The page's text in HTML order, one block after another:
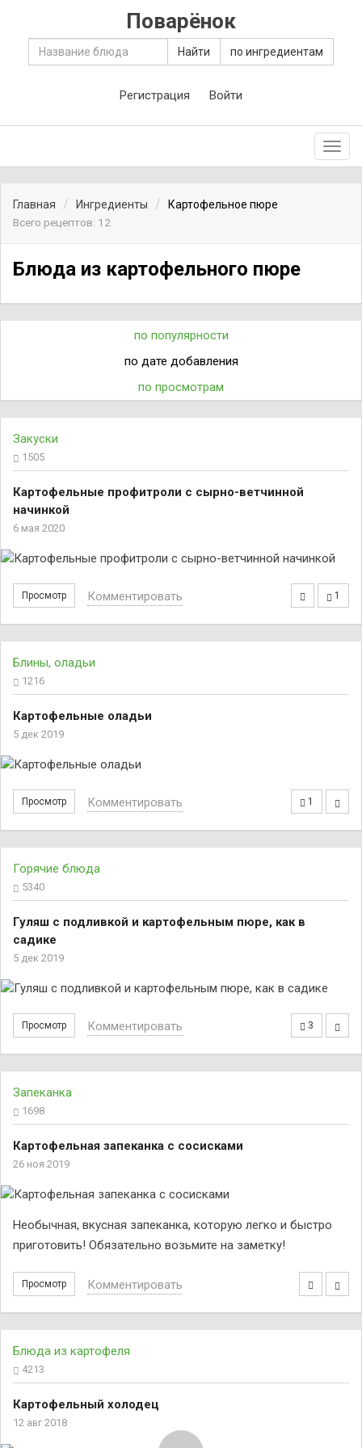
Поварёнок
Найти по ингредиентам
Регистрация Войти
Главная Ингредиенты
Картофельное пюре
Всего рецептов: 12
Блюда из картофельного пюре
по популярности
по дате добавления
по просмотрам
Закуски
1505
Картофельные профитроли с сырно-ветчинной
начинкой
6 мая 2020
Просмотр 1
Комментировать
Блины, оладьи
1216
Картофельные оладьи
5 дек 2019
Просмотр 1
Комментировать
Горячие блюда
5340
Гуляш с подливкой и картофельным пюре, как в
садике
5 дек 2019
Просмотр 3
Комментировать
Запеканка
1698
Картофельная запеканка с сосисками
26 ноя 2019
Необычная, вкусная запеканка, которую легко и быстро
приготовить! Обязательно возьмите на заметку!
Просмотр Комментировать
Блюда из картофеля
4213
Картофельный холодец
12 авг 2018